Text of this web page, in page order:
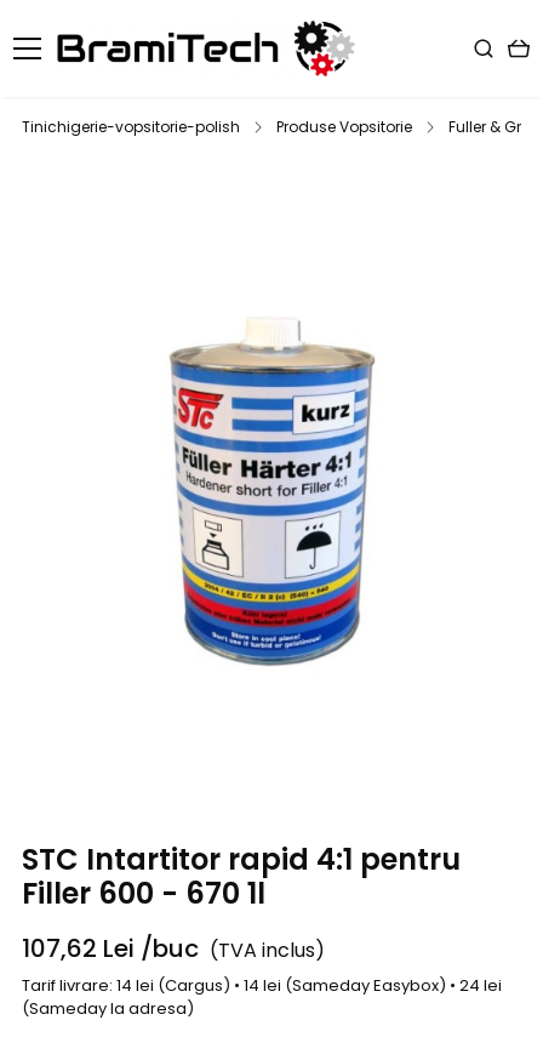
Tinichigerie-vopsitorie-polish Produse Vopsitorie Fuller &
STC Intartitor rapid 4:1 pentru
Filler 600 - 670 1l
107,62 Lei /buc (TVA inclus)
Tarif livrare: 14 lei (Cargus) • 14 lei (Sameday Easybox) • 24 lei
(Sameday la adresa)